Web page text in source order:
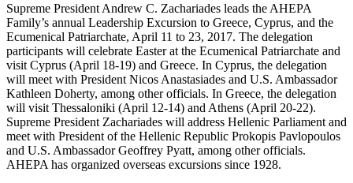
Supreme President Andrew C. Zachariades leads the AHEPA
Family’s annual Leadership Excursion to Greece, Cyprus, and the
Ecumenical Patriarchate, April 11 to 23, 2017. The delegation
participants will celebrate Easter at the Ecumenical Patriarchate and
visit Cyprus (April 18-19) and Greece. In Cyprus, the delegation
will meet with President Nicos Anastasiades and U.S. Ambassador
Kathleen Doherty, among other officials. In Greece, the delegation
will visit Thessaloniki (April 12-14) and Athens (April 20-22).
Supreme President Zachariades will address Hellenic Parliament and
meet with President of the Hellenic Republic Prokopis Pavlopoulos
and U.S. Ambassador Geoffrey Pyatt, among other officials.
AHEPA has organized overseas excursions since 1928.